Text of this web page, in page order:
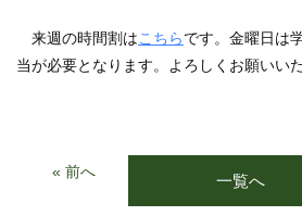
来週の時間割はこちらです。金曜日は
当が必要となります。よろしくお願いい
« 前へ 一覧へ